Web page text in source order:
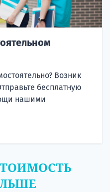
Возник
бесплатную
нашими